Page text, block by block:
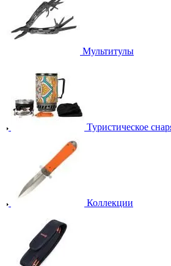
Мультитулы
Туристическое
Коллекции